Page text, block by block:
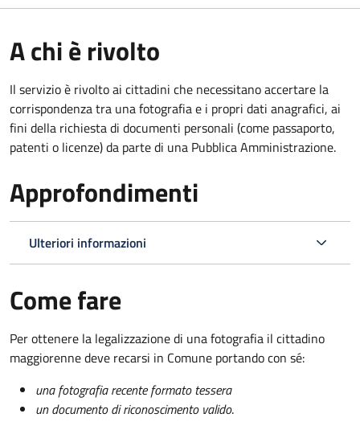
A chi è rivolto
Il servizio è rivolto ai cittadini che necessitano accertare la
corrispondenza tra una fotografia e i propri dati anagrafici, ai
fini della richiesta di documenti personali (come passaporto,
patenti o licenze) da parte di una Pubblica Amministrazione.
Approfondimenti
Ulteriori informazioni
Come fare
Per ottenere la legalizzazione di una fotografia il cittadino
maggiorenne deve recarsi in Comune portando con sé:
una fotografia recente formato tessera
un documento di riconoscimento valido.